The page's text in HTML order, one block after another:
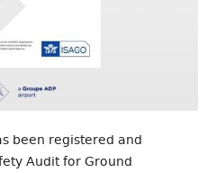
been registered and
Audit for Ground